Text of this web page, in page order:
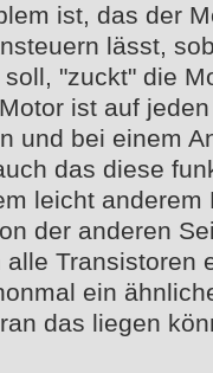
ist, das der
lässt,
"zuckt" die
ist auf
und bei einem
das diese
leicht
der anderen
Transistoren
ein
das liegen